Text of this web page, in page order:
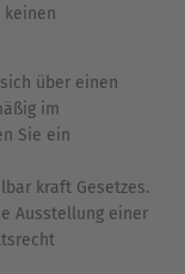
über einen
im
Sie ein
kraft Gesetzes.
Ausstellung einer